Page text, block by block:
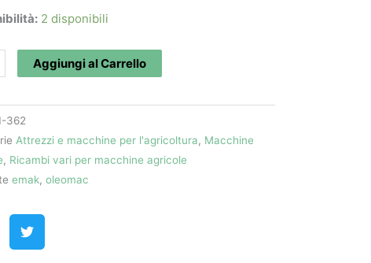
2 disponibili
Aggiungi al Carrello
362
Attrezzi e macchine per l'agricoltura, Macchine
, Ricambi vari per macchine agricole
emak, oleomac